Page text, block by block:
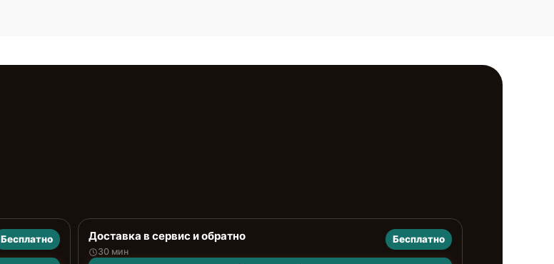
Бесплатно Доставка в сервис и обратно
30 мин
Бесплатно